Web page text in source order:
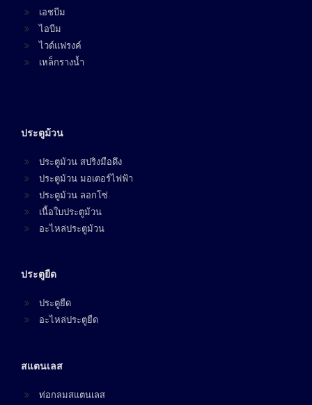
เอชบีม
ไอบีม
ไวด์แฟรงค์
เหล็กรางน้ำ
ประตูม้วน
ประตูม้วน สปริงมือดึง
ประตูม้วน มอเตอร์ไฟฟ้า
ประตูม้วน ลอกโซ่
เนื้อใบประตูม้วน
อะไหล่ประตูม้วน
ประตูยืด
ประตูยืด
อะไหล่ประตูยืด
สแตนเลส
ท่อกลมสแตนเลส